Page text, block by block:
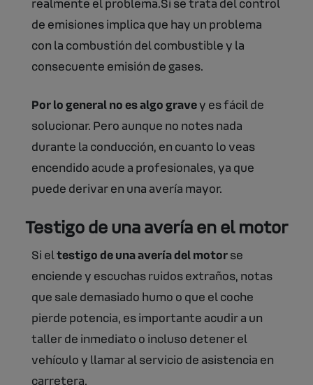
de emisiones implica que hay un problema
con la combustión del combustible y la
consecuente emisión de gases.
Por lo general no es algo gravey es fácil de
solucionar. Pero aunque no notes nada
durante la conducción, en cuanto lo veas
encendido acude a profesionales, ya que
puede derivar en una avería mayor.
Testigo de una avería en el motor
Si eltestigo de una avería del motorse
enciende y escuchas ruidos extraños, notas
que sale demasiado humo o que el coche
pierde potencia, es importante acudir a un
taller de inmediato o incluso detener el
vehículo y llamar al servicio de asistencia en
carretera.